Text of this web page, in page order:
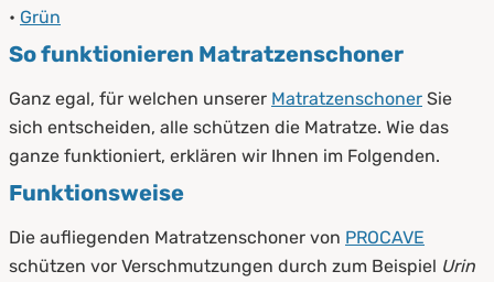
• Grün
So funktionieren Matratzenschoner
Ganz egal, für welchen unserer Matratzenschoner Sie
sich entscheiden, alle schützen die Matratze. Wie das
ganze funktioniert, erklären wir Ihnen im Folgenden.
Funktionsweise
Die aufliegenden Matratzenschoner von PROCAVE
schützen vor Verschmutzungen durch zum Beispiel Urin